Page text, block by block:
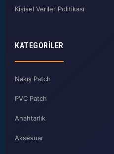
Kişisel Veriler Politikası
KATEGORILER
Nakış Patch
PVC Patch
Anahtarlık
Aksesuar